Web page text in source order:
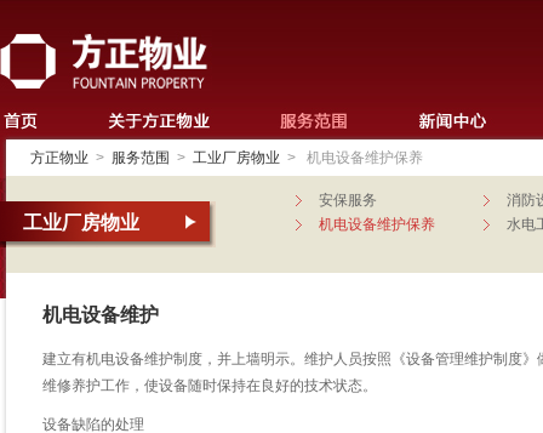
方正物业 > 服务范围 > 工业厂房物业 > 机电设备维护保养
工业厂房物业
安保服务
消防
机电设备维护保养
水电
机电设备维护
建立有机电设备维护制度，并上墙明示。维护人员按照《设备管理维护制度》
维修养护工作，使设备随时保持在良好的技术状态。
设备缺陷的处理